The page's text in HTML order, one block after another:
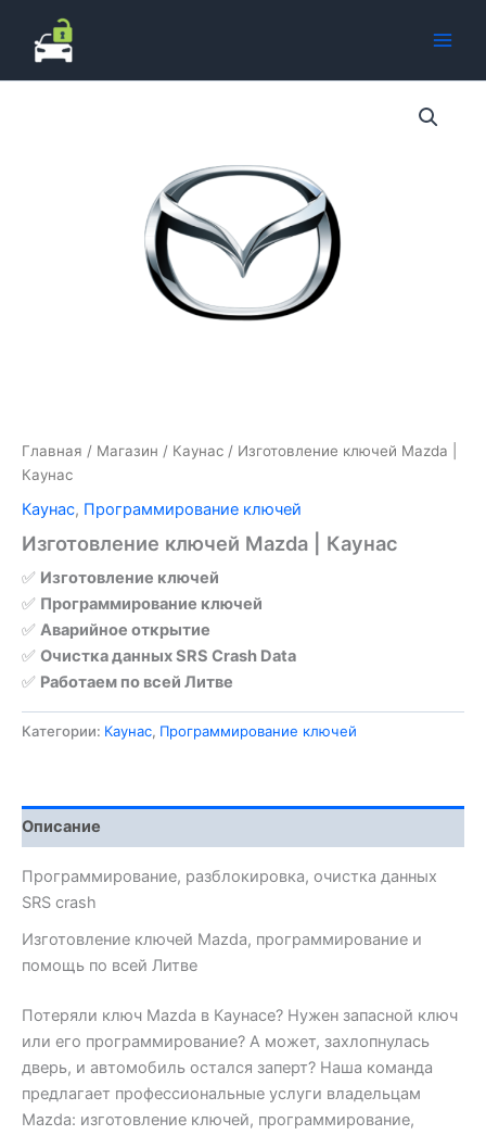
содержимому
Главная / Магазин / Каунас / Изготовление ключей Mazda |
Каунас
Каунас, Программирование ключей
Изготовление ключей Mazda | Каунас
✅ Изготовление ключей
✅ Программирование ключей
✅ Аварийное открытие
✅ Очистка данных SRS Crash Data
✅ Работаем по всей Литве
Категории: Каунас, Программирование ключей
Описание
Программирование, разблокировка, очистка данных
SRS crash
Изготовление ключей Mazda, программирование и
помощь по всей Литве
Потеряли ключ Mazda в Каунасе? Нужен запасной ключ
или его программирование? А может, захлопнулась
дверь, и автомобиль остался заперт? Наша команда
предлагает профессиональные услуги владельцам
Mazda: изготовление ключей, программирование,